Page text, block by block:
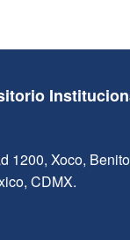
1200, Xoco,
CDMX.